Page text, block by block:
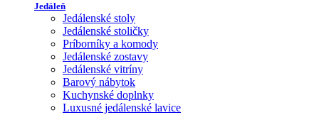
Jedáleň
Jedálenské stoly
Jedálenské stoličky
Príborníky a komody
Jedálenské zostavy
Jedálenské vitríny
Barový nábytok
Kuchynské doplnky
Luxusné jedálenské lavice